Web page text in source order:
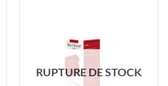
RUPTURE DE STOCK